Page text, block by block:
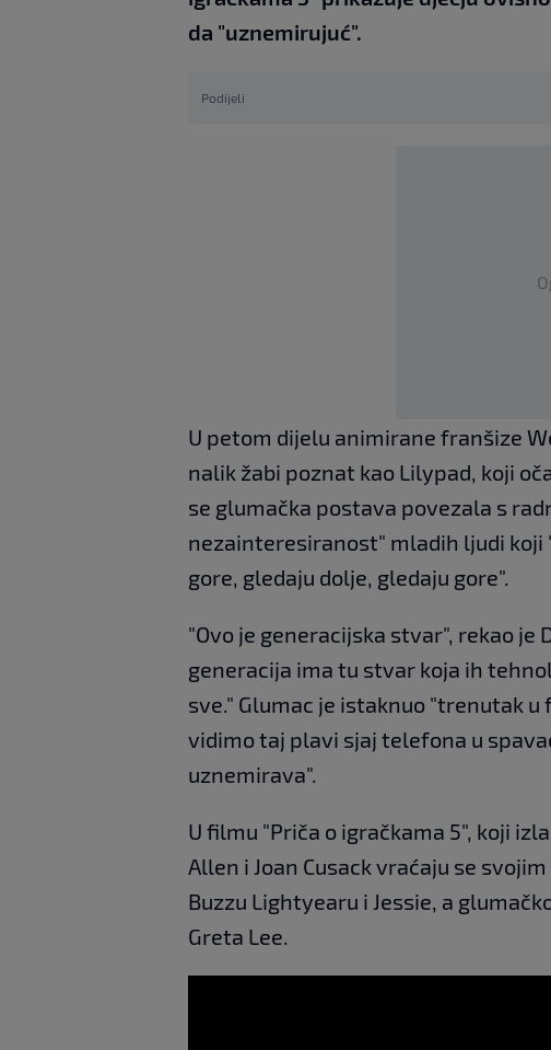
da "uznemirujuć".
Podijeli
U petom dijelu animirane franšize
nalik žabi poznat kao Lilypad, koji
se glumačka postava povezala s
nezainteresiranost" mladih ljudi koji
gore, gledaju dolje, gledaju gore".
"Ovo je generacijska stvar", rekao je
generacija ima tu stvar koja ih
sve." Glumac je istaknuo "trenutak
vidimo taj plavi sjaj telefona u
uznemirava".
U filmu "Priča o igračkama 5", koji
Allen i Joan Cusack vraćaju se
Buzzu Lightyearu i Jessie, a
Greta Lee.